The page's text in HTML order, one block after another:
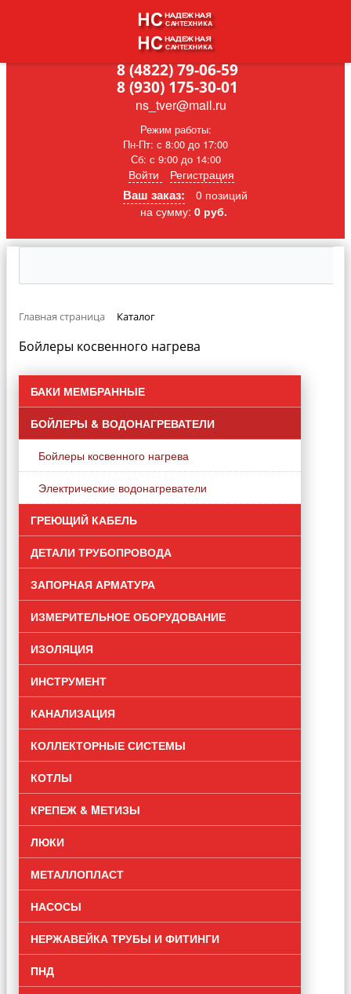
8 (4822) 79-06-59
8 (930) 175-30-01
ns_tver@mail.ru
Режим работы:
Пн-Пт: с 8:00 до 17:00
Сб: с 9:00 до 14:00
Войти Регистрация
Ваш заказ:
0 позиций
на сумму: 0 руб.
Главная страница Каталог
Бойлеры косвенного нагрева
БАКИ МЕМБРАННЫЕ
БОЙЛЕРЫ & ВОДОНАГРЕВАТЕЛИ
Бойлеры косвенного нагрева
Электрические водонагреватели
ГРЕЮЩИЙ КАБЕЛЬ
ДЕТАЛИ ТРУБОПРОВОДА
ЗАПОРНАЯ АРМАТУРА
ИЗМЕРИТЕЛЬНОЕ ОБОРУДОВАНИЕ
ИЗОЛЯЦИЯ
ИНСТРУМЕНТ
КАНАЛИЗАЦИЯ
КОЛЛЕКТОРНЫЕ СИСТЕМЫ
КОТЛЫ
КРЕПЕЖ & MЕТИЗЫ
ЛЮКИ
МЕТАЛЛОПЛАСТ
НАСОСЫ
НЕРЖАВЕЙКА ТРУБЫ И ФИТИНГИ
ПНД